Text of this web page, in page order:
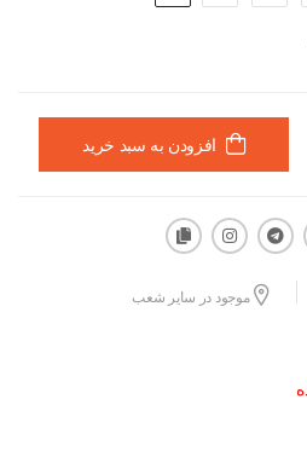
افزودن به سبد خرید
موجود در سایر شعب